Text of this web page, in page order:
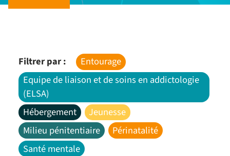
Filtrer par :
Entourage
Equipe de liaison et de soins en addictologie
(ELSA)
Hébergement
Jeunesse
Milieu pénitentiaire
Périnatalité
Santé mentale